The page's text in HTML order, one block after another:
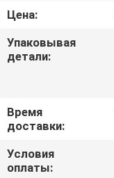
МЫ
СПРОСИТЕ
ЦИТАТУ
Цена:
Упаковывая
детали:
Время
доставки:
Условия
оплаты: